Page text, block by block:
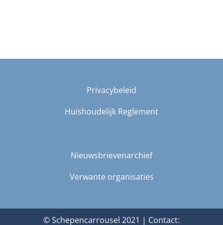
Privacybeleid
Huishoudelijk Reglement
Nieuwsbrievenarchief
Verwante organisaties
© Schepencarrousel 2021 | Contact: